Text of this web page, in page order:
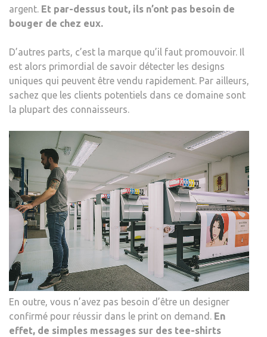
argent. Et par-dessus tout, ils n’ont pas besoin de
bouger de chez eux.
D’autres parts, c’est la marque qu’il faut promouvoir. Il
est alors primordial de savoir détecter les designs
uniques qui peuvent être vendu rapidement. Par ailleurs,
sachez que les clients potentiels dans ce domaine sont
la plupart des connaisseurs.
En outre, vous n’avez pas besoin d’être un designer
confirmé pour réussir dans le print on demand. En
effet, de simples messages sur des tee-shirts